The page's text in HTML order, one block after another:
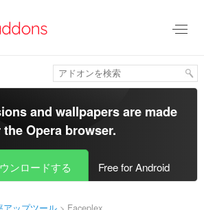
and wallpapers are made
theOpera browser.
ンロードする Free for Android